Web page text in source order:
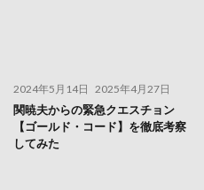
2024年5月14日 2025年4月27日
関暁夫からの緊急クエスチョン
【ゴールド・コード】を徹底考察
してみた